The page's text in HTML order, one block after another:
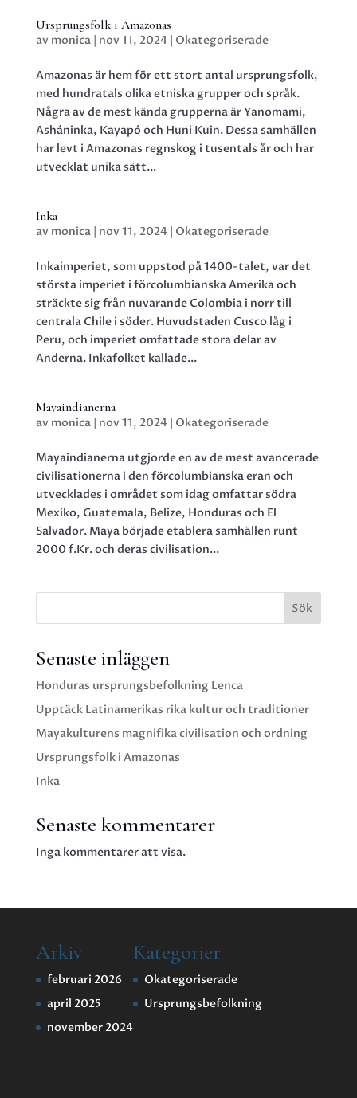
Ursprungsfolk i Amazonas
av monica| nov 11, 2024| Okategoriserade
Amazonas är hem för ett stort antal ursprungsfolk,
med hundratals olika etniska grupper och språk.
Några av de mest kända grupperna är Yanomami,
Asháninka, Kayapó och Huni Kuin. Dessa samhällen
har levt i Amazonas regnskog i tusentals år och har
utvecklat unika sätt...
Inka
av monica| nov 11, 2024| Okategoriserade
Inkaimperiet, som uppstod på 1400-talet, var det
största imperiet i förcolumbianska Amerika och
sträckte sig från nuvarande Colombia i norr till
centrala Chile i söder. Huvudstaden Cusco låg i
Peru, och imperiet omfattade stora delar av
Anderna. Inkafolket kallade...
Mayaindianerna
av monica| nov 11, 2024| Okategoriserade
Mayaindianerna utgjorde en av de mest avancerade
civilisationerna i den förcolumbianska eran och
utvecklades i området som idag omfattar södra
Mexiko, Guatemala, Belize, Honduras och El
Salvador. Maya började etablera samhällen runt
2000 f.Kr. och deras civilisation...
Sök
Senaste inläggen
Honduras ursprungsbefolkning Lenca
Upptäck Latinamerikas rika kultur och traditioner
Mayakulturens magnifika civilisation och ordning
Ursprungsfolk i Amazonas
Inka
Senaste kommentarer
Inga kommentarer att visa.
Arkiv
februari 2026
april 2025
november 2024
Kategorier
Okategoriserade
Ursprungsbefolkning